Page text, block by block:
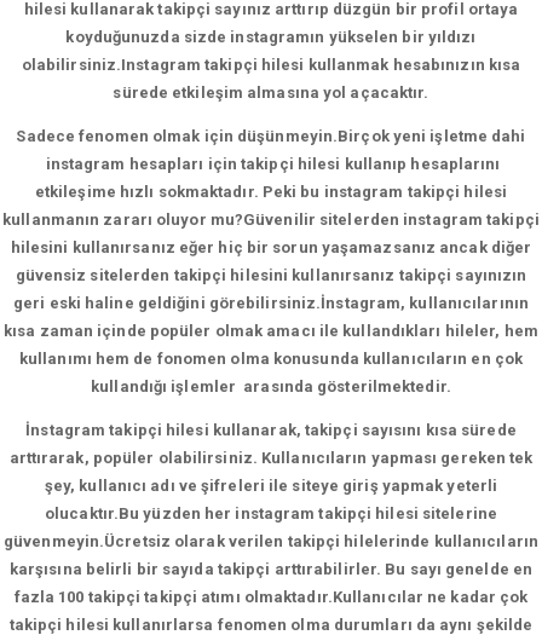
hilesi kullanarak takipçi sayınız arttırıp düzgün bir profil ortaya
koyduğunuzda sizde instagramın yükselen bir yıldızı
olabilirsiniz.Instagram takipçi hilesi kullanmak hesabınızın kısa
sürede etkileşim almasına yol açacaktır.
Sadece fenomen olmak için düşünmeyin.Birçok yeni işletme dahi
instagram hesapları için takipçi hilesi kullanıp hesaplarını
etkileşime hızlı sokmaktadır. Peki bu instagram takipçi hilesi
kullanmanın zararı oluyor mu?Güvenilir sitelerden instagram takipçi
hilesini kullanırsanız eğer hiç bir sorun yaşamazsanız ancak diğer
güvensiz sitelerden takipçi hilesini kullanırsanız takipçi sayınızın
geri eski haline geldiğini görebilirsiniz.İnstagram, kullanıcılarının
kısa zaman içinde popüler olmak amacı ile kullandıkları hileler, hem
kullanımı hem de fonomen olma konusunda kullanıcıların en çok
kullandığı işlemler arasında gösterilmektedir.
İnstagram takipçi hilesi kullanarak, takipçi sayısını kısa sürede
arttırarak, popüler olabilirsiniz. Kullanıcıların yapması gereken tek
şey, kullanıcı adı ve şifreleri ile siteye giriş yapmak yeterli
olucaktır.Bu yüzden her instagram takipçi hilesi sitelerine
güvenmeyin.Ücretsiz olarak verilen takipçi hilelerinde kullanıcıların
karşısına belirli bir sayıda takipçi arttırabilirler. Bu sayı genelde en
fazla 100 takipçi takipçi atımı olmaktadır.Kullanıcılar ne kadar çok
takipçi hilesi kullanırlarsa fenomen olma durumları da aynı şekilde